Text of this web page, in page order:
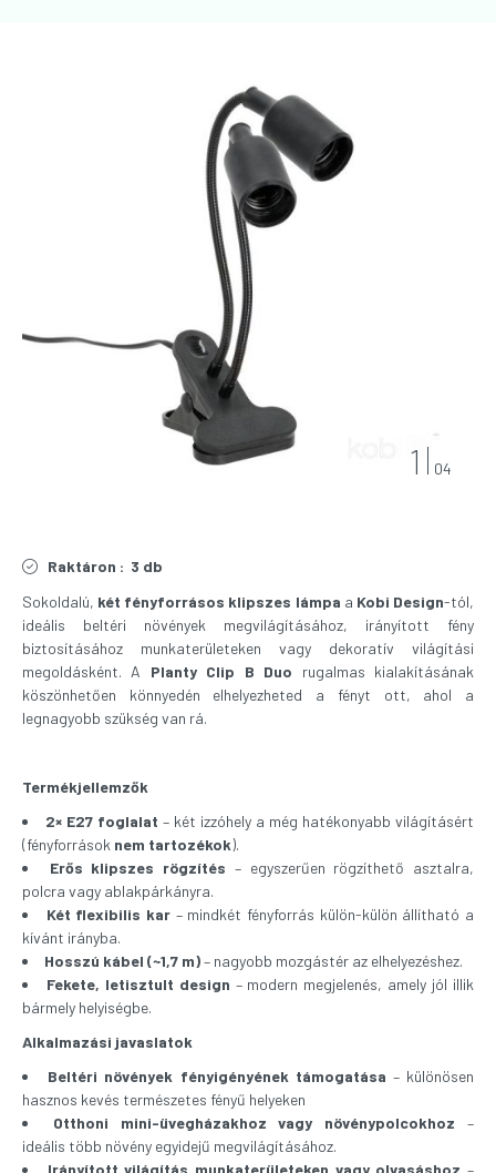
1 04
Raktáron : 3 db
Sokoldalú, két fényforrásos klipszes lámpa a Kobi Design-tól,
ideális beltéri növények megvilágításához, irányított fény
biztosításához munkaterületeken vagy dekoratív világítási
megoldásként. A Planty Clip B Duo rugalmas kialakításának
köszönhetően könnyedén elhelyezheted a fényt ott, ahol a
legnagyobb szükség van rá.
Termékjellemzők
2× E27 foglalat – két izzóhely a még hatékonyabb világításért
(fényforrások nem tartozékok).
Erős klipszes rögzítés – egyszerűen rögzíthető asztalra,
polcra vagy ablakpárkányra.
Két flexibilis kar – mindkét fényforrás külön-külön állítható a
kívánt irányba.
Hosszú kábel (~1,7 m)– nagyobb mozgástér az elhelyezéshez.
Fekete, letisztult design – modern megjelenés, amely jól illik
bármely helyiségbe.
Alkalmazási javaslatok
Beltéri növények fényigényének támogatása – különösen
hasznos kevés természetes fényű helyeken
Otthoni mini-üvegházakhoz vagy növénypolcokhoz –
ideális több növény egyidejű megvilágításához.
Irányított világítás munkaterületeken vagy olvasáshoz –